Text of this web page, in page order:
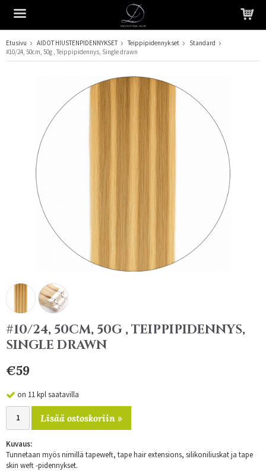
Tuote on lisätty ostoskoriin
Etusivu AIDOT HIUSTENPIDENNYKSET Teippipidennykset
Standard
#10/24, 50cm, 50g , Teippipidennys, Single drawn
#10/24, 50CM, 50G , TEIPPIPIDENNYS,
SINGLE DRAWN
€59
on 11 kpl saatavilla
Lisää ostoskoriin »
Kuvaus:
Tunnetaan myös nimillä tapeweft, tape hair extensions, silikoniliuskat ja tape
skin weft -pidennykset.